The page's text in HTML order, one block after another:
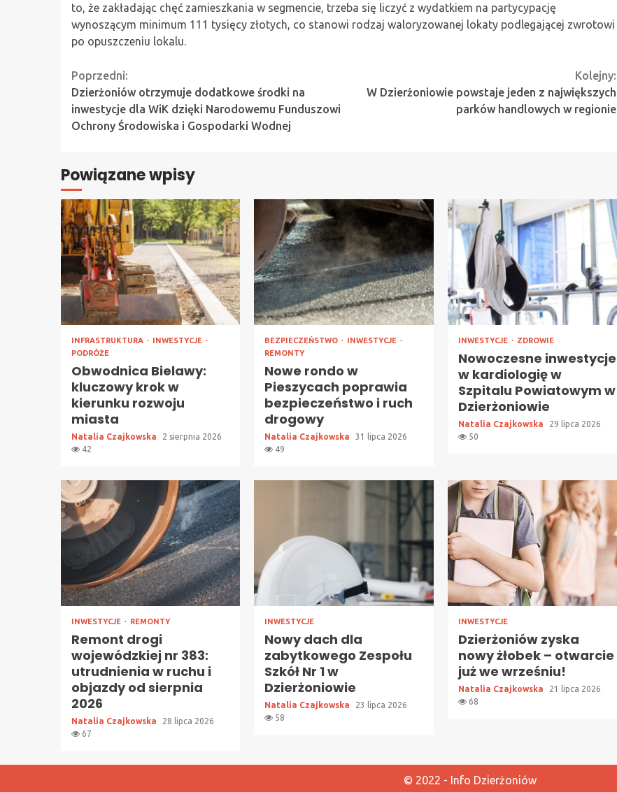
to, że zakładając chęć zamieszkania w segmencie, trzeba się liczyć z wydatkiem na partycypację
wynoszącym minimum 111 tysięcy złotych, co stanowi rodzaj waloryzowanej lokaty podlegającej zwrotowi
po opuszczeniu lokalu.
Continue
Reading
Poprzedni:
Dzierżoniów otrzymuje dodatkowe środki na
inwestycje dla WiK dzięki Narodowemu Funduszowi
Ochrony Środowiska i Gospodarki Wodnej
Kolejny:
W Dzierżoniowie powstaje jeden z największych
parków handlowych w regionie
Powiązane wpisy
INFRASTRUKTURA
INWESTYCJE
PODRÓŻE
Obwodnica Bielawy:
kluczowy krok w
kierunku rozwoju
miasta
Natalia Czajkowska
2 sierpnia 2026
42
BEZPIECZEŃSTWO
INWESTYCJE
REMONTY
Nowe rondo w
Pieszycach poprawia
bezpieczeństwo i ruch
drogowy
Natalia Czajkowska
31 lipca 2026
49
INWESTYCJE ZDROWIE
Nowoczesne inwestycje
w kardiologię w
Szpitalu Powiatowym w
Dzierżoniowie
Natalia Czajkowska
29 lipca 2026
50
INWESTYCJE REMONTY
Remont drogi
wojewódzkiej nr 383:
utrudnienia w ruchu i
objazdy od sierpnia
2026
Natalia Czajkowska
28 lipca 2026
67
INWESTYCJE
Nowy dach dla
zabytkowego Zespołu
Szkół Nr 1 w
Dzierżoniowie
Natalia Czajkowska
23 lipca 2026
58
INWESTYCJE
Dzierżoniów zyska
nowy żłobek – otwarcie
już we wrześniu!
Natalia Czajkowska
21 lipca 2026
68
© 2022 - Info Dzierżoniów